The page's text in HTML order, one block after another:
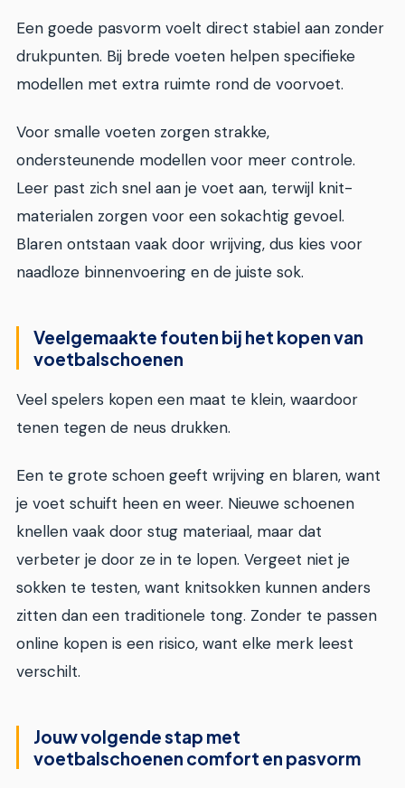
Een goede pasvorm voelt direct stabiel aan zonder
drukpunten. Bij brede voeten helpen specifieke
modellen met extra ruimte rond de voorvoet.
Voor smalle voeten zorgen strakke,
ondersteunende modellen voor meer controle.
Leer past zich snel aan je voet aan, terwijl knit-
materialen zorgen voor een sokachtig gevoel.
Blaren ontstaan vaak door wrijving, dus kies voor
naadloze binnenvoering en de juiste sok.
Veelgemaakte fouten bij het kopen van
voetbalschoenen
Veel spelers kopen een maat te klein, waardoor
tenen tegen de neus drukken.
Een te grote schoen geeft wrijving en blaren, want
je voet schuift heen en weer. Nieuwe schoenen
knellen vaak door stug materiaal, maar dat
verbeter je door ze in te lopen. Vergeet niet je
sokken te testen, want knitsokken kunnen anders
zitten dan een traditionele tong. Zonder te passen
online kopen is een risico, want elke merk leest
verschilt.
Jouw volgende stap met
voetbalschoenen comfort en pasvorm